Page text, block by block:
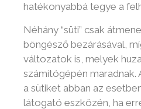
hatékonyabbá tegye a
Néhány “süti” csak
böngésző bezárásával,
változatok is, melyek
számítógépén maradnak.
a sütiket abban az
látogató eszközén, ha